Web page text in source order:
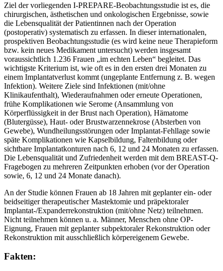
Ziel der vorliegenden I-PREPARE-Beobachtungsstudie ist es, die
chirurgischen, ästhetischen und onkologischen Ergebnisse, sowie
die Lebensqualität der Patientinnen nach der Operation
(postoperativ) systematisch zu erfassen. In dieser internationalen,
prospektiven Beobachtungsstudie (es wird keine neue Therapieform
bzw. kein neues Medikament untersucht) werden insgesamt
voraussichtlich 1.236 Frauen „im echten Leben“ begleitet. Das
wichtigste Kriterium ist, wie oft es in den ersten drei Monaten zu
einem Implantatverlust kommt (ungeplante Entfernung z. B. wegen
Infektion). Weitere Ziele sind Infektionen (mit/ohne
Klinikaufenthalt), Wiederaufnahmen oder erneute Operationen,
frühe Komplikationen wie Serome (Ansammlung von
Körperflüssigkeit in der Brust nach Operation), Hämatome
(Blutergüsse), Haut- oder Brustwarzennekrose (Absterben von
Gewebe), Wundheilungsstörungen oder Implantat-Fehllage sowie
späte Komplikationen wie Kapselbildung, Faltenbildung oder
sichtbare Implantatkonturen nach 6, 12 und 24 Monaten zu erfassen.
Die Lebensqualität und Zufriedenheit werden mit dem BREAST-Q-
Fragebogen zu mehreren Zeitpunkten erhoben (vor der Operation
sowie, 6, 12 und 24 Monate danach).
An der Studie können Frauen ab 18 Jahren mit geplanter ein- oder
beidseitiger therapeutischer Mastektomie und präpektoraler
Implantat-/Expanderrekonstruktion (mit/ohne Netz) teilnehmen.
Nicht teilnehmen können u. a. Männer, Menschen ohne OP-
Eignung, Frauen mit geplanter subpektoraler Rekonstruktion oder
Rekonstruktion mit ausschließlich körpereigenem Gewebe.
Fakten: